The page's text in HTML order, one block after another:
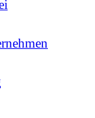
Deshalb nimmt
besonders